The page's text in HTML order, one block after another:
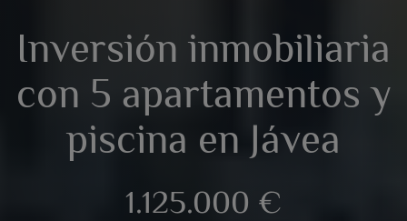
Inversión inmobiliaria
con 5 apartamentos y
piscina en Jávea
1.125.000 €